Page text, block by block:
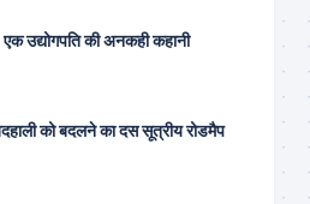
उद्योगपति की अनकही कहानी
को बदलने का दस सूत्रीय रोडमैप